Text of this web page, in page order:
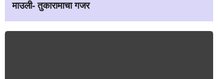
माउली- तुकारामाचा गजर